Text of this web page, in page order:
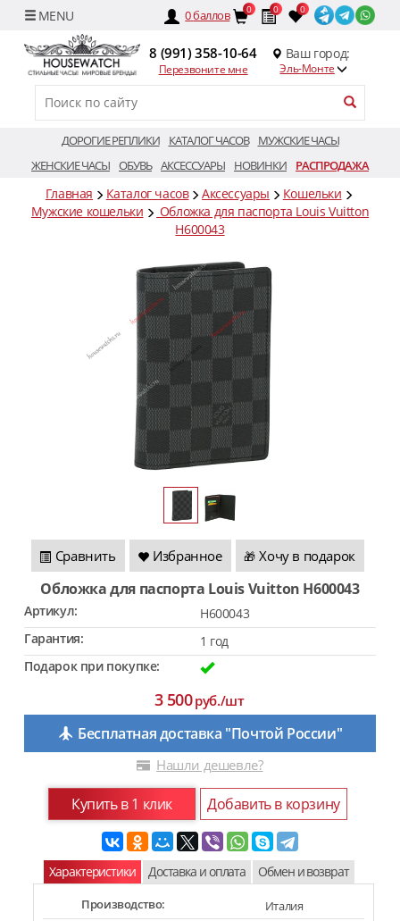
0баллов 0 0 0
8 (991) 358-10-64
Перезвоните мне
Ваш город:
Эль-Монте
ДОРОГИЕ РЕПЛИКИ КАТАЛОГ ЧАСОВ
МУЖСКИЕ ЧАСЫ
ЖЕНСКИЕ ЧАСЫ ОБУВЬ АКСЕССУАРЫ НОВИНКИ РАСПРОДАЖА
Главная Каталог часов Аксессуары
Кошельки
Мужские кошельки
Обложка для паспорта Louis Vuitton
H600043
Сравнить Избранное 🎁 Хочу в подарок
Обложка для паспорта Louis Vuitton H600043
Артикул:
H600043
Гарантия:
1 год
Подарок при покупке:
3 500руб./шт
Бесплатная доставка "Почтой России"
Нашли дешевле?
Купить в 1 клик Добавить в корзину
Характеристики Доставка и оплата Обмен и возврат
Производство:
Италия